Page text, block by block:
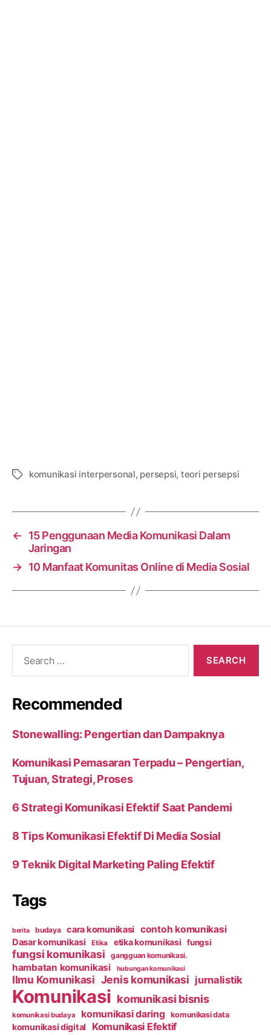
Tagskomunikasi interpersonal, persepsi, teori persepsi
←
15 Penggunaan Media Komunikasi Dalam
Jaringan
→ 10 Manfaat Komunitas Online di Media Sosial
Recommended
Stonewalling: Pengertian dan Dampaknya
Komunikasi Pemasaran Terpadu – Pengertian,
Tujuan, Strategi, Proses
6 Strategi Komunikasi Efektif Saat Pandemi
8 Tips Komunikasi Efektif Di Media Sosial
9 Teknik Digital Marketing Paling Efektif
Tags
berita budaya cara komunikasi contoh komunikasi
Dasar komunikasi Etika etika komunikasi fungsi
fungsi komunikasi gangguan komunikasi.
hambatan komunikasi hubungan komunikasi
Ilmu Komunikasi Jenis komunikasi jurnalistik
Komunikasi komunikasi bisnis
komunikasi budaya komunikasi daring komunikasi data
komunikasi digital Komunikasi Efektif